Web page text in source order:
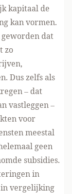
kapitaal de
kan vormen.
dat
zo
Dus zelfs als
– dat
vastleggen –
voor
meestal
geen
subsidies.
in
vergelijking